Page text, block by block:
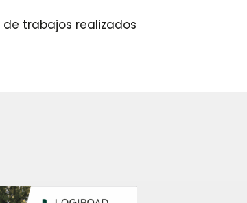
de trabajos realizados